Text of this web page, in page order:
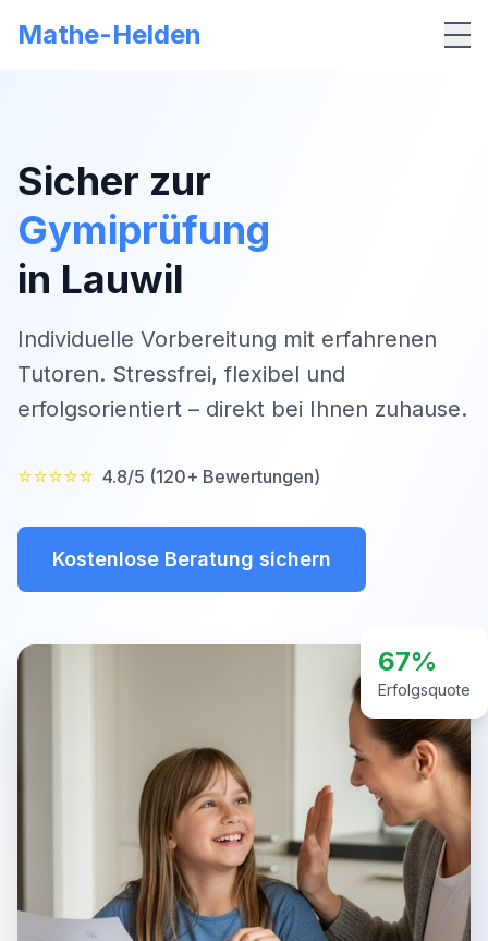
Mathe-Helden
Sicher zur
Gymiprüfung
in Lauwil
Individuelle Vorbereitung mit erfahrenen
Tutoren. Stressfrei, flexibel und
erfolgsorientiert – direkt bei Ihnen zuhause.
⭐⭐⭐⭐⭐ 4.8/5 (120+ Bewertungen)
Kostenlose Beratung sichern
67%
Erfolgsquote